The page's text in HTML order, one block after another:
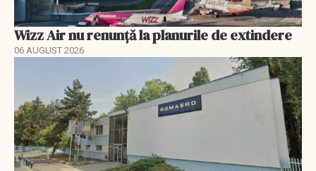
Wizz Air nu renunță la planurile de extindere
06 AUGUST 2026